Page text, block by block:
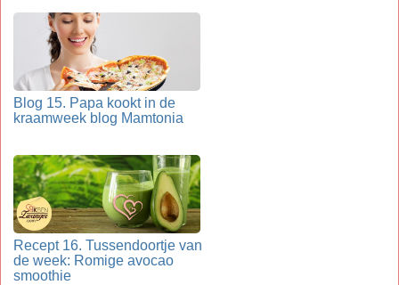
Blog 15. Papa kookt in de
kraamweek blog Mamtonia
Recept 16. Tussendoortje van
de week: Romige avocao
smoothie